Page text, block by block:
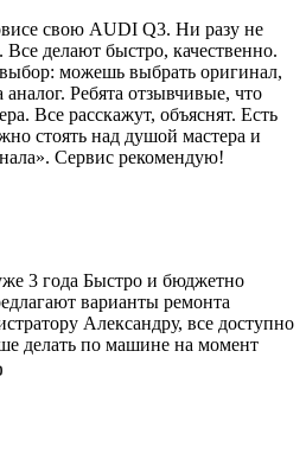
свою AUDI Q3. Ни разу не
делают быстро, качественно.
можешь выбрать оригинал,
Ребята отзывчивые, что
Все расскажут, объяснят. Есть
стоять над душой мастера и
Сервис рекомендую!
3 года Быстро и бюджетно
варианты ремонта
Александру, все доступно
делать по машине на момент